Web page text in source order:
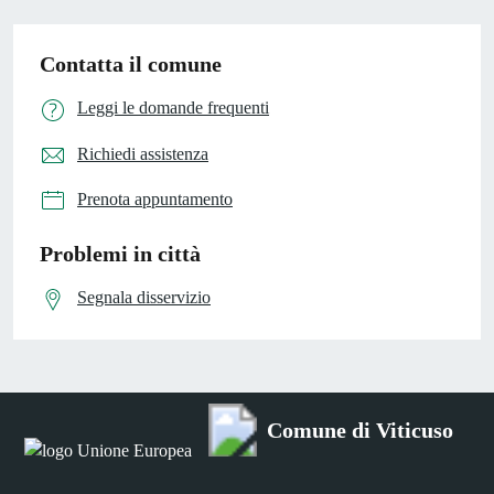
Contatta il comune
Leggi le domande frequenti
Richiedi assistenza
Prenota appuntamento
Problemi in città
Segnala disservizio
Comune di Viticuso